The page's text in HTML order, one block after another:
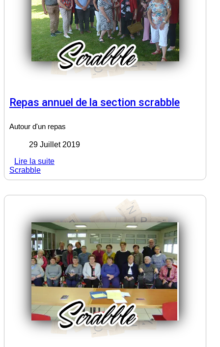
Repas annuel de la section scrabble
Autour d'un repas
29 Juillet 2019
Lire la suite
Scrabble